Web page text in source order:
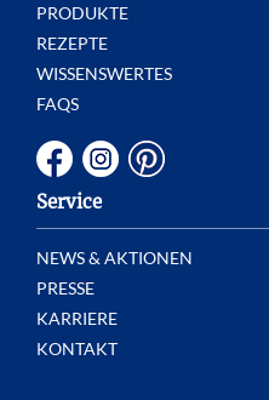
PRODUKTE
REZEPTE
WISSENSWERTES
FAQS
Service
NEWS & AKTIONEN
PRESSE
KARRIERE
KONTAKT